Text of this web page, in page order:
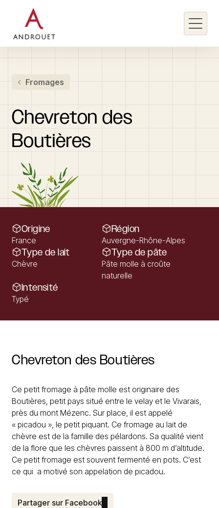
Rechercher un mot clé
Fromages
Chevreton des
Boutières
Origine
France
Région
Auvergne-Rhône-Alpes
Type de lait
Chèvre
Type de pâte
Pâte molle à croûte
naturelle
Intensité
Typé
Chevreton des Boutières
Ce petit fromage à pâte molle est originaire des
Boutières, petit pays situé entre le velay et le Vivarais,
près du mont Mézenc. Sur place, il est appelé
« picadou », le petit piquant. Ce fromage au lait de
chèvre est de la famille des pélardons. Sa qualité vient
de la flore que les chèvres paissent à 800 m d’altitude.
Ce petit fromage est souvent fermenté en pots. C’est
ce qui a motivé son appelation de picadou.
Partager sur Facebook